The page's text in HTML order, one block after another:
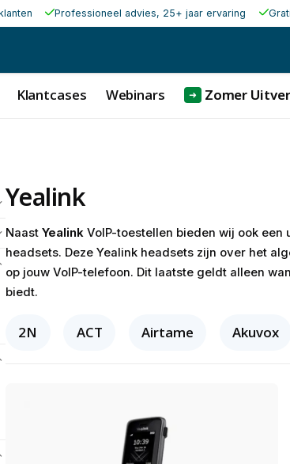
Professioneel advies, 25+ jaar ervaring
Klantcases Webinars ➜ Zomer
Yealink
Naast Yealink VoIP-toestellen bieden wij ook
headsets. Deze Yealink headsets zijn over het
op jouw VoIP-telefoon. Dit laatste geldt alleen
biedt.
2N ACT Airtame Akuvox